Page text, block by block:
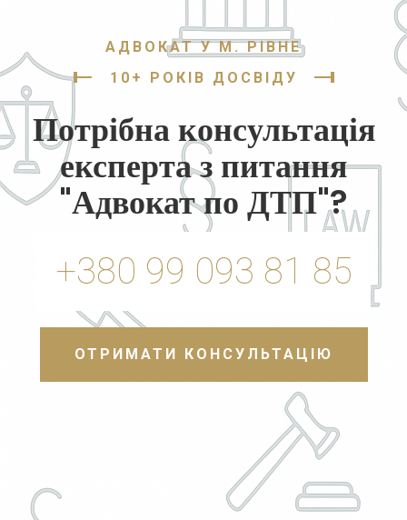
АДВОКАТ У М. РІВНЕ
10+ РОКІВ ДОСВІДУ
Потрібна консультація
експерта з питання
"Адвокат по ДТП"?
+380 99 093 81 85
ОТРИМАТИ КОНСУЛЬТАЦІЮ